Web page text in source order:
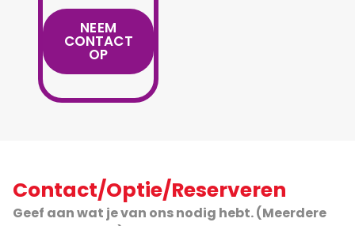
NEEM
CONTACT
OP
Contact/Optie/Reserveren
Geef aan wat je van ons nodig hebt. (Meerdere